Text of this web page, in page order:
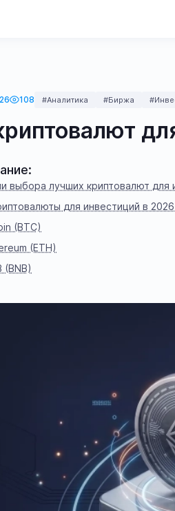
108 #Аналитика #Биржа
выбора лучших криптовалют для
для инвестиций в
(BTC)
(ETH)
(BNB)